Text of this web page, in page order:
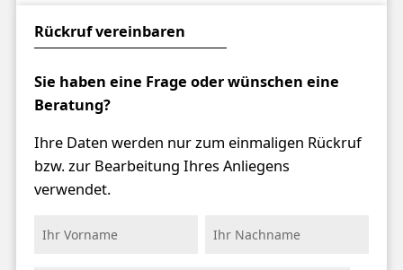
Rückruf vereinbaren
Sie haben eine Frage oder wünschen eine
Beratung?
Ihre Daten werden nur zum einmaligen Rückruf
bzw. zur Bearbeitung Ihres Anliegens
verwendet.